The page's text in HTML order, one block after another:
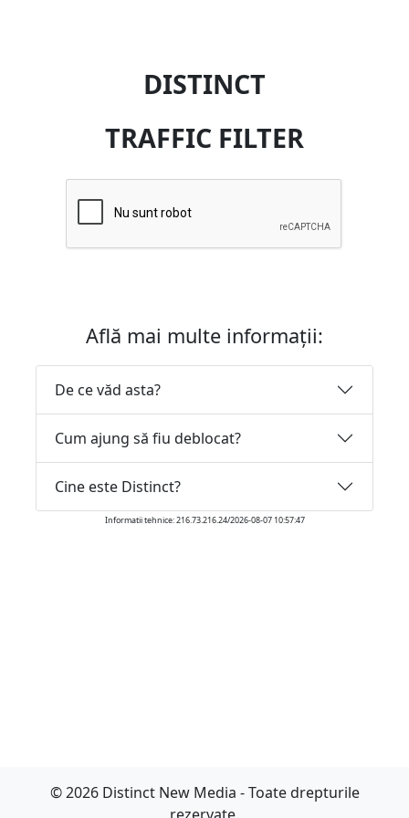
DISTINCT
TRAFFIC FILTER
Află mai multe informații:
De ce văd asta?
Cum ajung să fiu deblocat?
Cine este Distinct?
Informatii tehnice: 216.73.216.24/2026-08-07 10:57:47
© 2026 Distinct New Media - Toate drepturile